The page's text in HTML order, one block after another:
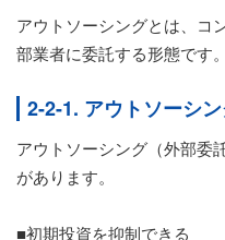
アウトソーシングとは、コ
部業者に委託する形態です。
2-2-1. アウトソーシ
アウトソーシング（外部委
があります。
■初期投資を抑制できる